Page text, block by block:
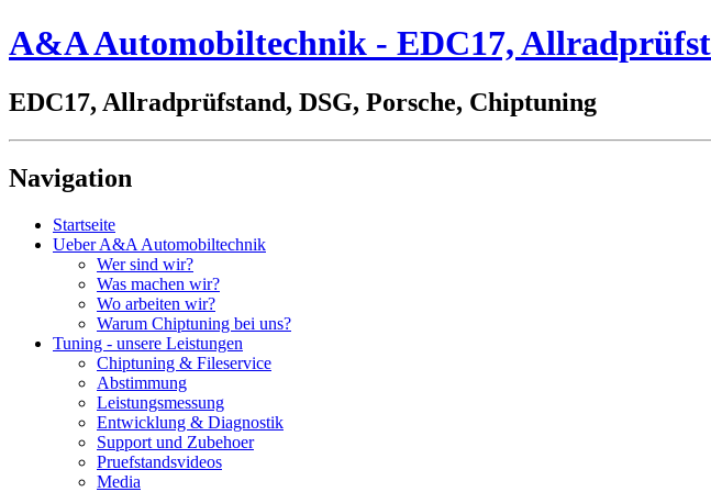
A&A Automobiltechnik - EDC17,
EDC17, Allradprüfstand, DSG, Porsche, Chiptuning
Navigation
Startseite
Ueber A&A Automobiltechnik
Wer sind wir?
Was machen wir?
Wo arbeiten wir?
Warum Chiptuning bei uns?
Tuning - unsere Leistungen
Chiptuning & Fileservice
Abstimmung
Leistungsmessung
Entwicklung & Diagnostik
Support und Zubehoer
Pruefstandsvideos
Media